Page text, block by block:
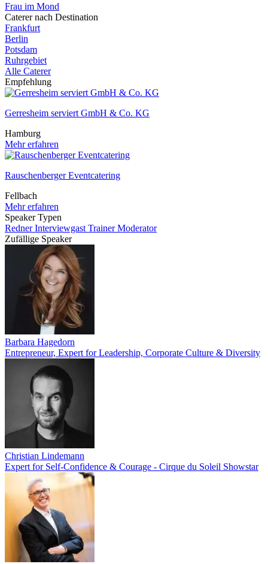
Frau im Mond
Caterer nach Destination
Frankfurt
Berlin
Potsdam
Ruhrgebiet
Alle Caterer
Empfehlung
Gerresheim serviert GmbH & Co. KG
Hamburg
Mehr erfahren
Rauschenberger Eventcatering
Fellbach
Mehr erfahren
Speaker Typen
RednerInterviewgast TrainerModerator
Zufällige Speaker
Barbara Hagedorn
Entrepreneur, Expert for Leadership, Corporate Culture & Diversity
Christian Lindemann
Expert for Self-Confidence & Courage - Cirque du Soleil Showstar